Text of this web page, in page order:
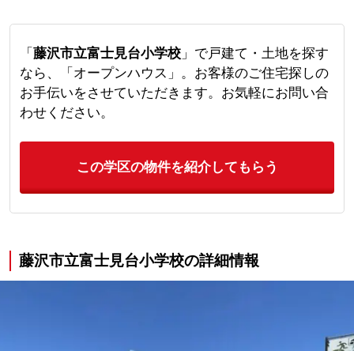
「 藤沢市立富士見台小学校」で戸建て・土地を探す
なら、「オープンハウス」。お客様のご住宅探しの
お手伝いをさせていただきます。お気軽にお問い合
わせください。
この学区の物件を紹介してもらう
藤沢市立富士見台小学校の詳細情報